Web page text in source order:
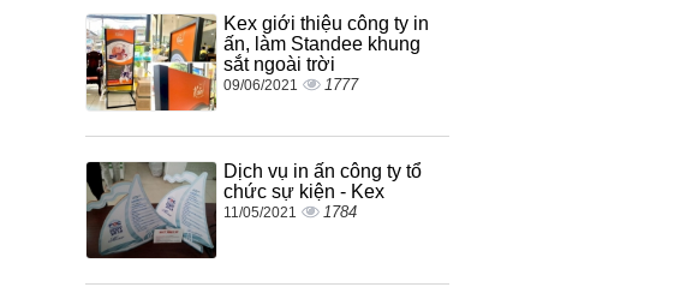
Kex giới thiệu công ty in
ấn, làm Standee khung
sắt ngoài trời
09/06/2021 1777
Dịch vụ in ấn công ty tổ
chức sự kiện - Kex
11/05/2021 1784